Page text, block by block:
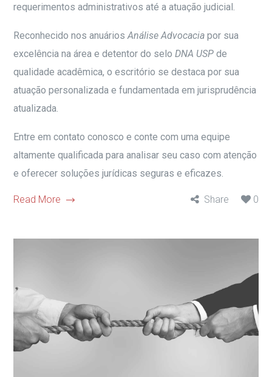
requerimentos administrativos até a atuação judicial.
Reconhecido nos anuáriosAnálise Advocacia por sua
excelência na área e detentor do seloDNA USP de
qualidade acadêmica, o escritório se destaca por sua
atuação personalizada e fundamentada em jurisprudência
atualizada.
Entre em contato conosco e conte com uma equipe
altamente qualificada para analisar seu caso com atenção
e oferecer soluções jurídicas seguras e eficazes.
Read More Share 0